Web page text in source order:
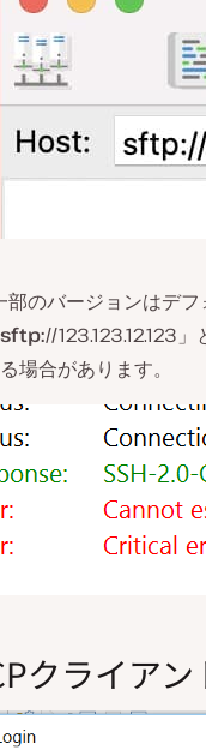
のバージョンはデフ
sftp://123.123.12.123
場合があります。
クライア